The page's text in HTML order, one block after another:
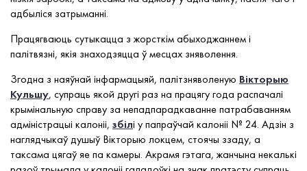
адбыліся затрыманні.
Працягваюць сутыкацца з жорсткім абыходжаннем і
палітвязні, якія знаходзяцца ў месцах зняволення.
Згодна з наяўнай інфармацыяй, палітзняволеную Вікторыю
Кульшу, супраць якой другі раз на працягу года распачалі
крымінальную справу за непадпарадкаванне патрабаванням
адміністрацыі калоніі, збілі у папраўчай калоніі № 24. Адзін з
наглядчыкаў душыў Вікторыю локцем, стоячы ззаду, а
таксама цягаў яе па камеры. Акрамя гэтага, жанчына некалькі